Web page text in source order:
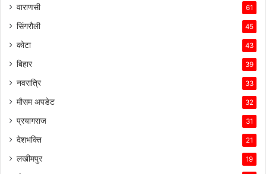
वाराणसी 61
सिंगरौली 45
कोटा 43
बिहार 39
नवरात्रि 33
मौसम अपडेट 32
प्रयागराज 31
देशभक्ति 21
लखीमपुर 19